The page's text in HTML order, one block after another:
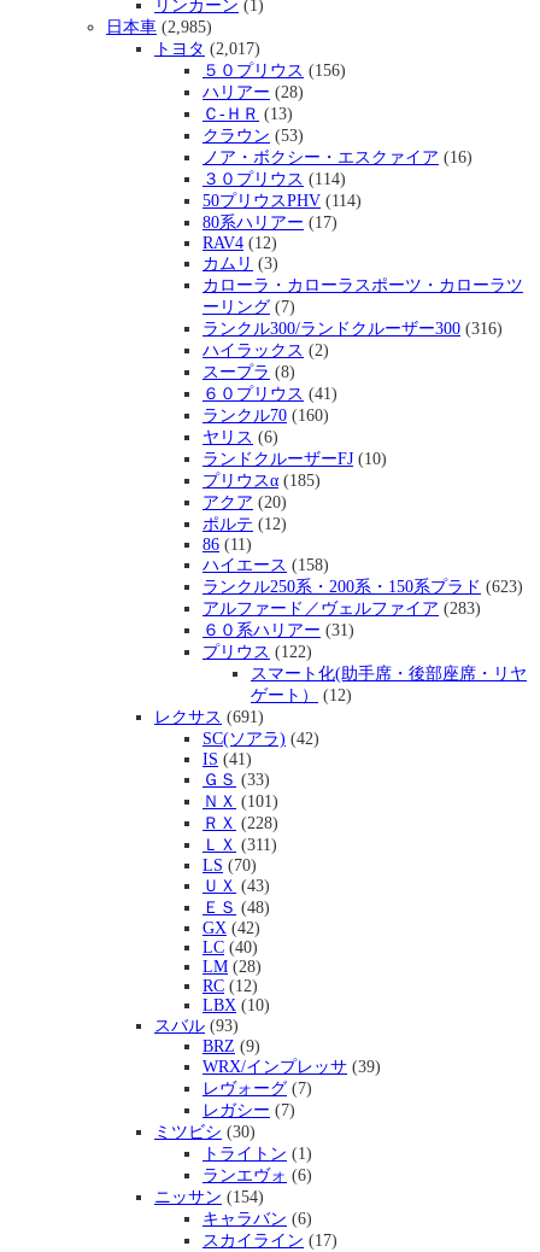
リンカーン (1)
日本車 (2,985)
トヨタ (2,017)
５０プリウス (156)
ハリアー (28)
Ｃ-ＨＲ (13)
クラウン (53)
ノア・ボクシー・エスクァイア (16)
３０プリウス (114)
50プリウスPHV (114)
80系ハリアー (17)
RAV4 (12)
カムリ (3)
カローラ・カローラスポーツ・カローラツ
ーリング (7)
ランクル300/ランドクルーザー300 (316)
ハイラックス (2)
スープラ (8)
６０プリウス (41)
ランクル70 (160)
ヤリス (6)
ランドクルーザーFJ (10)
プリウスα (185)
アクア (20)
ポルテ (12)
86 (11)
ハイエース (158)
ランクル250系・200系・150系プラド (623)
アルファード／ヴェルファイア (283)
６０系ハリアー (31)
プリウス (122)
スマート化(助手席・後部座席・リヤ
ゲート）
(12)
レクサス (691)
SC(ソアラ) (42)
IS (41)
ＧＳ (33)
ＮＸ (101)
ＲＸ (228)
ＬＸ (311)
LS (70)
ＵＸ (43)
ＥＳ (48)
GX (42)
LC (40)
LM (28)
RC (12)
LBX (10)
スバル (93)
BRZ (9)
WRX/インプレッサ (39)
レヴォーグ (7)
レガシー (7)
ミツビシ (30)
トライトン (1)
ランエヴォ (6)
ニッサン (154)
キャラバン (6)
スカイライン (17)